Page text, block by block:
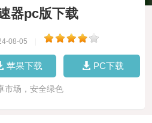
器pc版下载
08-05
苹果下载 PC下载
市场，安全绿色